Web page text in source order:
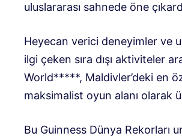
uluslararası sahnede öne
Heyecan verici deneyimler ve
ilgi çeken sıra dışı aktiviteler
World*****, Maldivler’deki en
maksimalist oyun alanı olarak
Bu Guinness Dünya Rekorları